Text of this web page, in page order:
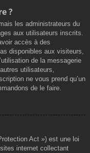
?
les administrateurs du
aux utilisateurs inscrits.
accès à des
disponibles aux visiteurs,
de la messagerie
utilisateurs,
ne vous prend qu’un
de le faire.
Act ») est une loi
internet collectant